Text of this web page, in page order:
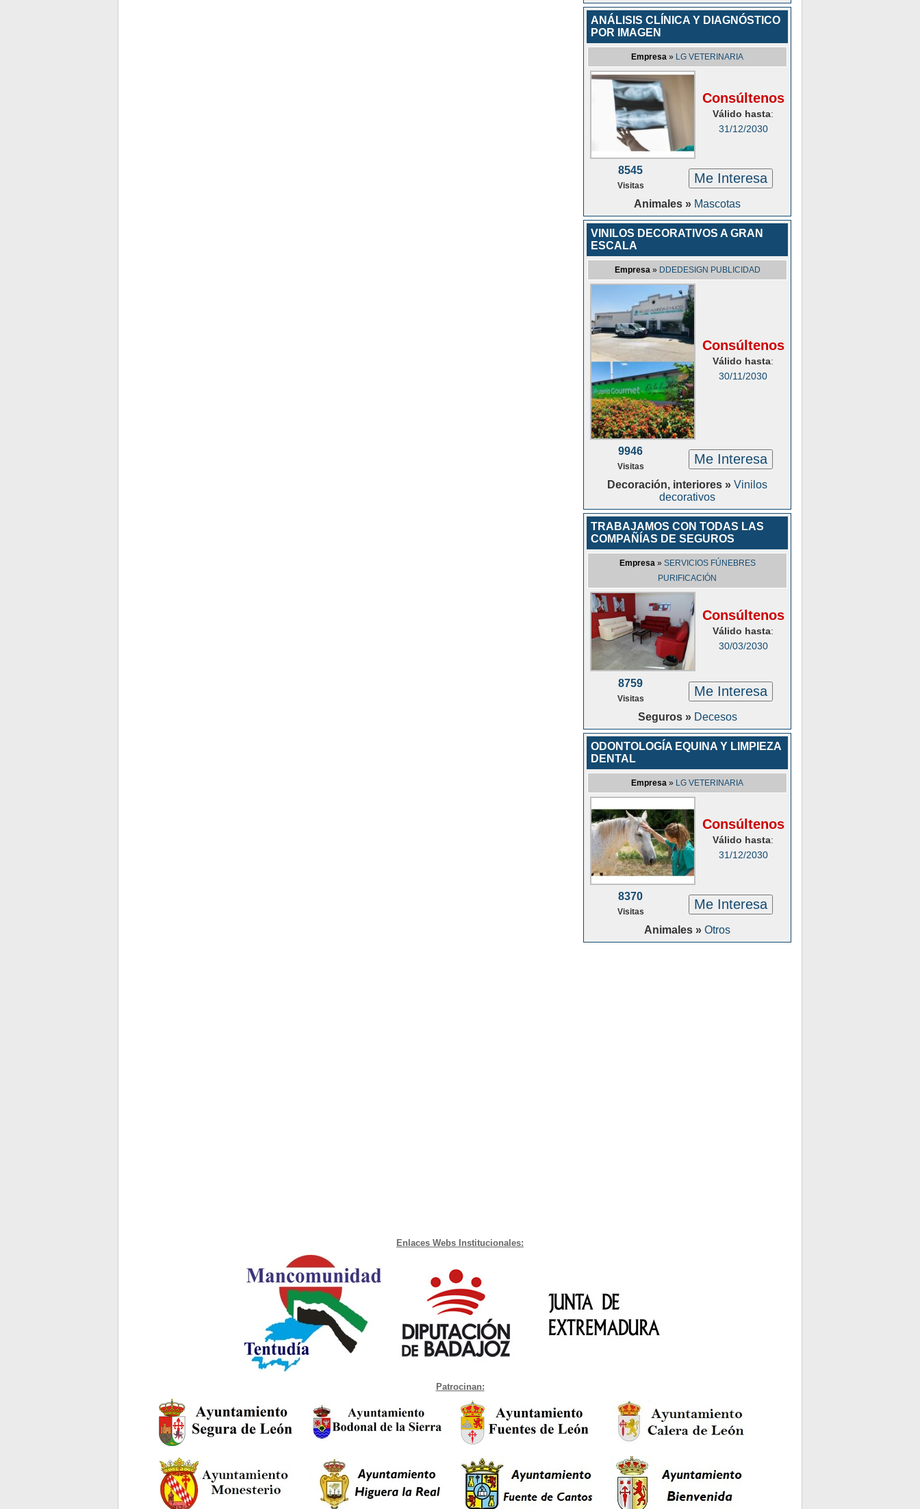
ANÁLISIS CLÍNICA Y DIAGNÓSTICO
POR IMAGEN
Empresa » LG VETERINARIA
Consúltenos
Válido hasta:
31/12/2030
8545
Visitas Me Interesa
Animales » Mascotas
VINILOS DECORATIVOS A GRAN
ESCALA
Empresa » DDEDESIGN PUBLICIDAD
Consúltenos
Válido hasta:
30/11/2030
9946
Visitas Me Interesa
Decoración, interiores » Vinilos
decorativos
TRABAJAMOS CON TODAS LAS
COMPAÑÍAS DE SEGUROS
Empresa » SERVICIOS FÚNEBRES
PURIFICACIÓN
Consúltenos
Válido hasta:
30/03/2030
8759
Visitas Me Interesa
Seguros » Decesos
ODONTOLOGÍA EQUINA Y LIMPIEZA
DENTAL
Empresa » LG VETERINARIA
Consúltenos
Válido hasta:
31/12/2030
8370
Visitas Me Interesa
Animales » Otros
Enlaces Webs Institucionales:
Patrocinan: